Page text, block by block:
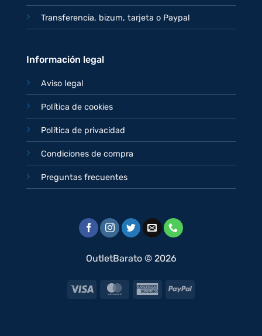
Transferencia, bizum, tarjeta o Paypal
Información legal
Aviso legal
Política de cookies
Política de privacidad
Condiciones de compra
Preguntas frecuentes
OutletBarato © 2026
Visa MasterCardAmericanPayPal